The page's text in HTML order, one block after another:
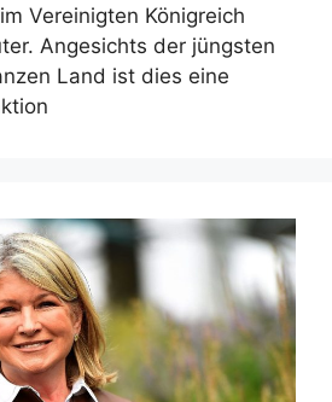
Vereinigten Königreich
Angesichts der jüngsten
Land ist dies eine